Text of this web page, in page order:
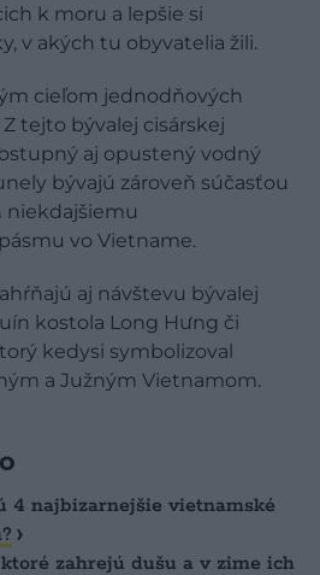
k moru a lepšie si
v akých tu obyvatelia žili.
cieľom jednodňových
tejto bývalej cisárskej
aj opustený vodný
bývajú zároveň súčasťou
niekdajšiemu
vo Vietname.
aj návštevu bývalej
kostola Long Hưng či
kedysi symbolizoval
a Južným Vietnamom.
4 najbizarnejšie vietnamské
zahrejú dušu a v zime ich